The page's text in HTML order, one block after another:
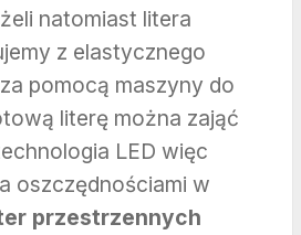
natomiast litera
z elastycznego
pomocą maszyny do
literę można zająć
LED więc
oszczędnościami w
przestrzennych